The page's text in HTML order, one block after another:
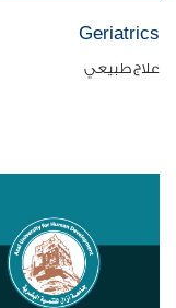
Geriatrics
علاج طبيعي